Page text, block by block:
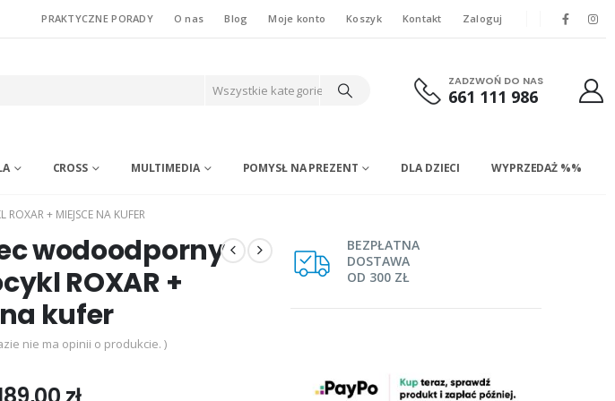
PRAKTYCZNE PORADY O nas Blog Moje konto Koszyk Kontakt Zaloguj
Wszystkie kategorie
ZADZWOŃ DO NAS
661 111 986
CROSS MULTIMEDIA POMYSŁ NA PREZENT DLA DZIECI WYPRZEDAŻ %%
+ MIEJSCE NA KUFER
wodoodporny
ROXAR +
kufer
nie ma opinii o produkcie. )
Zakres
BEZPŁATNA
DOSTAWA
OD 300 ZŁ